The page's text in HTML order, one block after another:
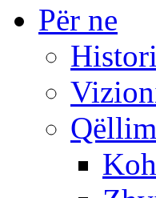
Për ne